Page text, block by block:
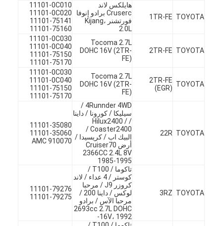
TOYOTA
1TR-FE
هايلكس لاند
Cruserc برادو إنوفا
فورتشنر Kijang،
2.0L
11101-0C010
11101-0C020
11101-75141
11101-75160
TOYOTA
2TR-FE
Tocoma 2.7L
DOHC 16V (2TR-
FE)
11101-0C030
11101-0C040
11101-75150
11101-75170
TOYOTA
2TR-FE
(EGR)
Tocoma 2.7L
DOHC 16V (2TR-
FE)
11101-0C030
11101-0C040
11101-75150
11101-75170
TOYOTA
22R
4Runnder 4WD /
سيليكا / كورونا / داينا
/ Hilux2400 /
Coaster2400 /
البيك اب / كريسيدا /
أرض Cruiser70
2366CC 2.4L 8V
1985-1995
11101-35080
11101-35060
AMC 910070
TOYOTA
3RZ
تاكوما / T100 /
كوستر / 4 عداء / لاند
كروزر J9 / مرحبا
لوكس / داينا 200 /
مرحبا الآس / برادو
2693cc 2.7L DOHC
16V، 1992-
11101-79276
11101-79275